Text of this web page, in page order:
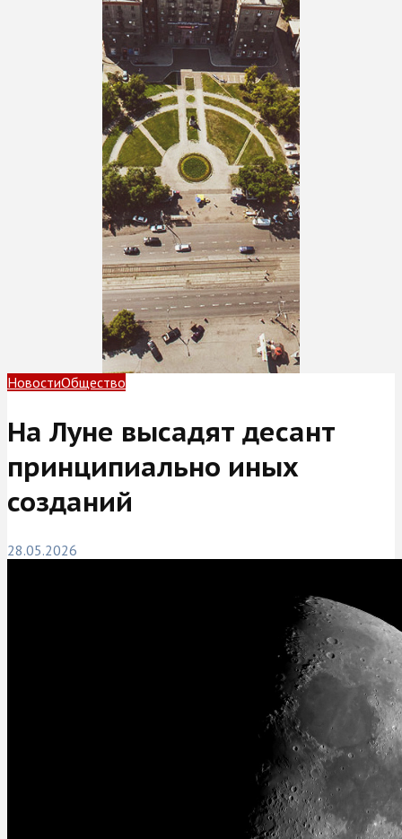
НовостиОбщество
На Луне высадят десант
принципиально иных
созданий
28.05.2026